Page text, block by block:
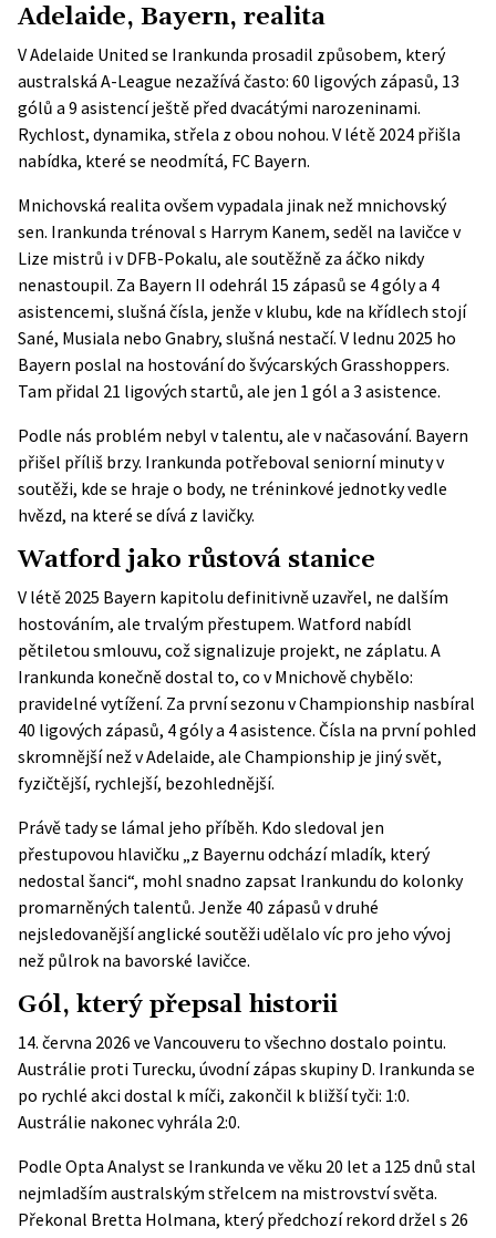
Adelaide, Bayern, realita
V Adelaide United se Irankunda prosadil způsobem, který
australská A-League nezažívá často: 60 ligových zápasů, 13
gólů a 9 asistencí ještě před dvacátými narozeninami.
Rychlost, dynamika, střela z obou nohou. V létě 2024 přišla
nabídka, které se neodmítá, FC Bayern.
Mnichovská realita ovšem vypadala jinak než mnichovský
sen. Irankunda trénoval s Harrym Kanem, seděl na lavičce v
Lize mistrů i v DFB-Pokalu, ale soutěžně za áčko nikdy
nenastoupil. Za Bayern II odehrál 15 zápasů se 4 góly a 4
asistencemi, slušná čísla, jenže v klubu, kde na křídlech stojí
Sané, Musiala nebo Gnabry, slušná nestačí. V lednu 2025 ho
Bayern poslal na hostování do švýcarských Grasshoppers.
Tam přidal 21 ligových startů, ale jen 1 gól a 3 asistence.
Podle nás problém nebyl v talentu, ale v načasování. Bayern
přišel příliš brzy. Irankunda potřeboval seniorní minuty v
soutěži, kde se hraje o body, ne tréninkové jednotky vedle
hvězd, na které se dívá z lavičky.
Watford jako růstová stanice
V létě 2025 Bayern kapitolu definitivně uzavřel, ne dalším
hostováním, ale trvalým přestupem. Watford nabídl
pětiletou smlouvu, což signalizuje projekt, ne záplatu. A
Irankunda konečně dostal to, co v Mnichově chybělo:
pravidelné vytížení. Za první sezonu v Championship nasbíral
40 ligových zápasů, 4 góly a 4 asistence. Čísla na první pohled
skromnější než v Adelaide, ale Championship je jiný svět,
fyzičtější, rychlejší, bezohlednější.
Právě tady se lámal jeho příběh. Kdo sledoval jen
přestupovou hlavičku „z Bayernu odchází mladík, který
nedostal šanci“, mohl snadno zapsat Irankundu do kolonky
promarněných talentů. Jenže 40 zápasů v druhé
nejsledovanější anglické soutěži udělalo víc pro jeho vývoj
než půlrok na bavorské lavičce.
Gól, který přepsal historii
14. června 2026 ve Vancouveru to všechno dostalo pointu.
Austrálie proti Turecku, úvodní zápas skupiny D. Irankunda se
po rychlé akci dostal k míči, zakončil k bližší tyči: 1:0.
Austrálie nakonec vyhrála 2:0.
Podle Opta Analystse Irankunda ve věku 20 let a 125 dnů stal
nejmladším australským střelcem na mistrovství světa.
Překonal Bretta Holmana, který předchozí rekord držel s 26